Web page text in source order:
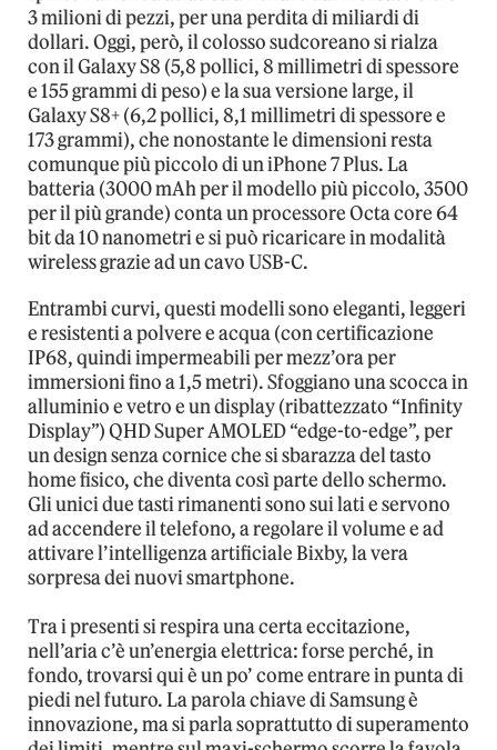
3 milioni di pezzi, per una perdita di miliardi di
dollari. Oggi, però, il colosso sudcoreano si rialza
con il Galaxy S8 (5,8 pollici, 8 millimetri di spessore
e 155 grammi di peso) e la sua versione large, il
Galaxy S8+ (6,2 pollici, 8,1 millimetri di spessore e
173 grammi), che nonostante le dimensioni resta
comunque più piccolo di un iPhone 7 Plus. La
batteria (3000 mAh per il modello più piccolo, 3500
per il più grande) conta un processore Octa core 64
bit da 10 nanometri e si può ricaricare in modalità
wireless grazie ad un cavo USB-C.
Entrambi curvi, questi modelli sono eleganti, leggeri
e resistenti a polvere e acqua (con certificazione
IP68, quindi impermeabili per mezz’ora per
immersioni fino a 1,5 metri). Sfoggiano una scocca in
alluminio e vetro e un display (ribattezzato “Infinity
Display”) QHD Super AMOLED “edge-to-edge”, per
un design senza cornice che si sbarazza del tasto
home fisico, che diventa così parte dello schermo.
Gli unici due tasti rimanenti sono sui lati e servono
ad accendere il telefono, a regolare il volume e ad
attivare l’intelligenza artificiale Bixby, la vera
sorpresa dei nuovi smartphone.
Tra i presenti si respira una certa eccitazione,
nell’aria c’è un’energia elettrica: forse perché, in
fondo, trovarsi qui è un po’ come entrare in punta di
piedi nel futuro. La parola chiave di Samsung è
innovazione, ma si parla soprattutto di superamento